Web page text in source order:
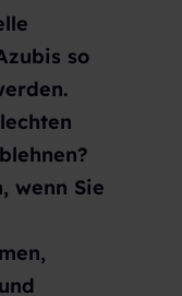
so
wenn Sie